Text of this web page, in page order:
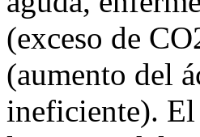
(exceso de
(aumento del
ineficiente).